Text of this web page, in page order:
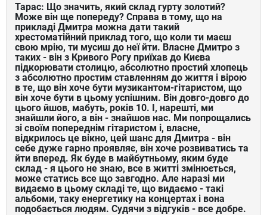
Тарас: Що значить, який склад гурту золотий?
Може він ще попереду? Справа в тому, що на
прикладі Дмитра можна дати такий
хрестоматійний приклад того, що коли ти маєш
свою мрію, ти мусиш до неї йти. Власне Дмитро з
таких - він з Кривого Рогу приїхав до Києва
підкорювати столицю, абсолютно простий хлопець
з абсолютно простим ставленням до життя і вірою
в те, що він хоче бути музикантом-гітаристом, що
він хоче бути в цьому успішним. Він довго-довго до
цього йшов, мабуть, років 10. І, нарешті, ми
знайшли його, а він - знайшов нас. Ми попрощались
зі своїм попереднім гітаристом і, власне,
відкрилось це вікно, цей шанс для Дмитра - він
себе дуже гарно проявляє, він хоче розвиватись та
йти вперед. Як буде в майбутньому, яким буде
склад - я цього не знаю, все в житті змінюється,
може статись все що завгодно. Але наразі ми
видаємо в цьому складі те, що видаємо - такі
альбоми, таку енергетику на концертах і вона
подобається людям. Судячи з відгуків - все добре.